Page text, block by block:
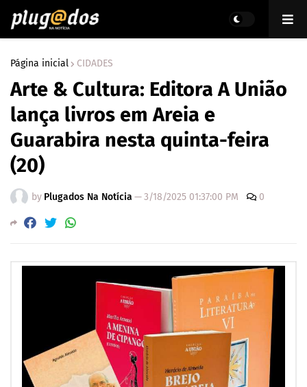
Página inicial CIDADES
Arte & Cultura: Editora A União
lança livros em Areia e
Guarabira nesta quinta-feira
(20)
by Plugados Na Notícia —3/18/2025 01:37:00 PM 0